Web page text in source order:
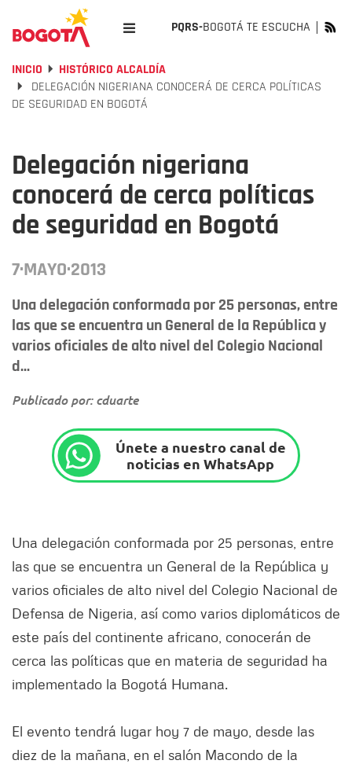
PQRS-BOGOTÁ TE ESCUCHA
INICIO
HISTÓRICO ALCALDÍA
DELEGACIÓN NIGERIANA CONOCERÁ DE CERCA POLÍTICAS
DE SEGURIDAD EN BOGOTÁ
Delegación nigeriana
conocerá de cerca políticas
de seguridad en Bogotá
7·MAYO·2013
Una delegación conformada por 25 personas, entre
las que se encuentra un General de la República y
varios oficiales de alto nivel del Colegio Nacional
d...
Publicado por: cduarte
Únete a nuestro canal de
noticias en WhatsApp
Una delegación conformada por 25 personas, entre
las que se encuentra un General de la República y
varios oficiales de alto nivel del Colegio Nacional de
Defensa de Nigeria, así como varios diplomáticos de
este país del continente africano, conocerán de
cerca las políticas que en materia de seguridad ha
implementado la Bogotá Humana.
El evento tendrá lugar hoy 7 de mayo, desde las
diez de la mañana, en el salón Macondo de la